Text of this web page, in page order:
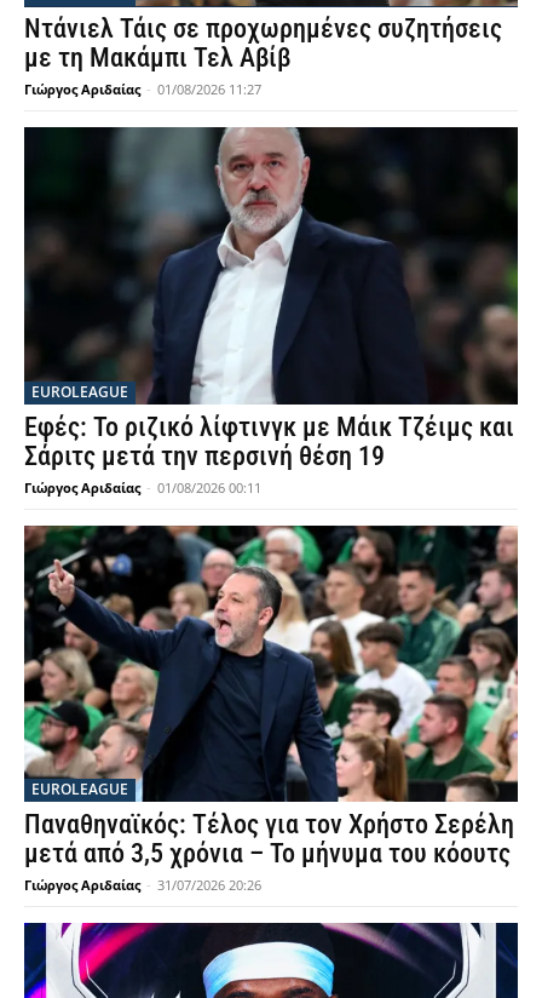
Ντάνιελ Τάις σε προχωρημένες συζητήσεις
με τη Μακάμπι Τελ Αβίβ
Γιώργος Αριδαίας - 01/08/2026 11:27
EUROLEAGUE
Εφές: Το ριζικό λίφτινγκ με Μάικ Τζέιμς και
Σάριτς μετά την περσινή θέση 19
Γιώργος Αριδαίας - 01/08/2026 00:11
EUROLEAGUE
Παναθηναϊκός: Τέλος για τον Χρήστο Σερέλη
μετά από 3,5 χρόνια – Το μήνυμα του κόουτς
Γιώργος Αριδαίας - 31/07/2026 20:26